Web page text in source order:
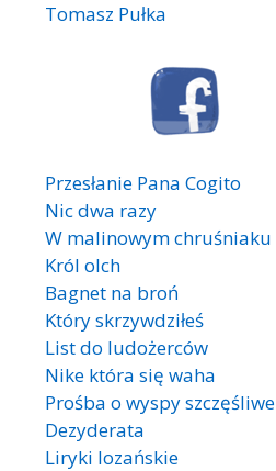
Tomasz Pułka
Przesłanie Pana Cogito
Nic dwa razy
W malinowym chruśniaku
Król olch
Bagnet na broń
Który skrzywdziłeś
List do ludożerców
Nike która się waha
Prośba o wyspy szczęśliwe
Dezyderata
Liryki lozańskie